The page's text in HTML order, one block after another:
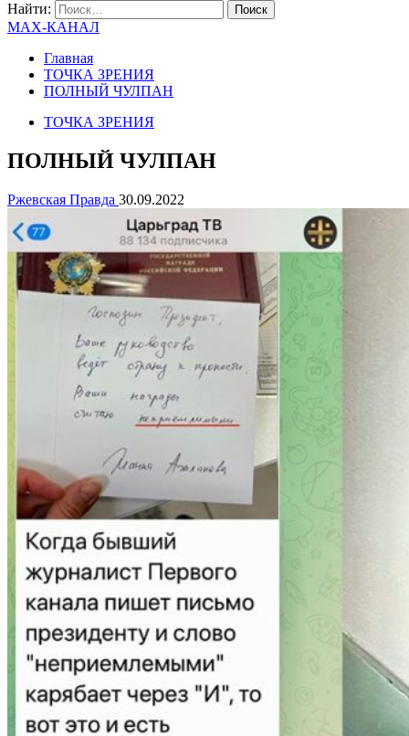
Найти:
MAX-КАНАЛ
Главная
ТОЧКА ЗРЕНИЯ
ПОЛНЫЙ ЧУЛПАН
ТОЧКА ЗРЕНИЯ
ПОЛНЫЙ ЧУЛПАН
Ржевская Правда 30.09.2022